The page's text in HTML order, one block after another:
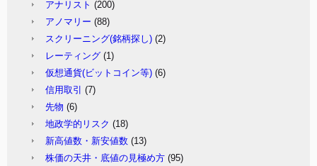
アナリスト (200)
アノマリー (88)
スクリーニング(銘柄探し) (2)
レーティング (1)
仮想通貨(ビットコイン等) (6)
信用取引
(7)
先物 (6)
地政学的リスク (18)
新高値数・新安値数 (13)
株価の天井・底値の見極め方 (95)